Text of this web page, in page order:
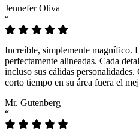
Jennefer Oliva
“
Increíble, simplemente magnífico.
perfectamente alineadas. Cada
incluso sus cálidas
corto tiempo en su área fuera el
Mr. Gutenberg
“